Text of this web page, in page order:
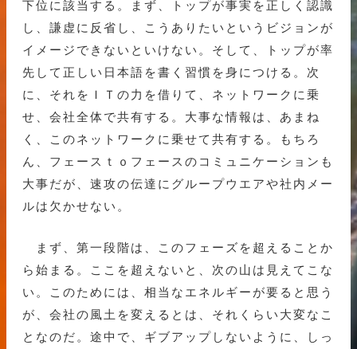
下位に該当する。まず、トップが事実を正しく認識
し、謙虚に反省し、こうありたいというビジョンが
イメージできないといけない。そして、トップが率
先して正しい日本語を書く習慣を身につける。次
に、それをＩＴの力を借りて、ネットワークに乗
せ、会社全体で共有する。大事な情報は、あまね
く、このネットワークに乗せて共有する。もちろ
ん、フェースｔｏフェースのコミュニケーションも
大事だが、速攻の伝達にグループウエアや社内メー
ルは欠かせない。
まず、第一段階は、このフェーズを超えることか
ら始まる。ここを超えないと、次の山は見えてこな
い。このためには、相当なエネルギーが要ると思う
が、会社の風土を変えるとは、それくらい大変なこ
となのだ。途中で、ギブアップしないように、しっ